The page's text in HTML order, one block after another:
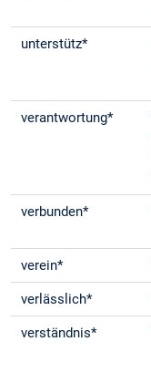
unterstütz*
verantwortung*
verbunden*
verein*
verlässlich*
verständnis*